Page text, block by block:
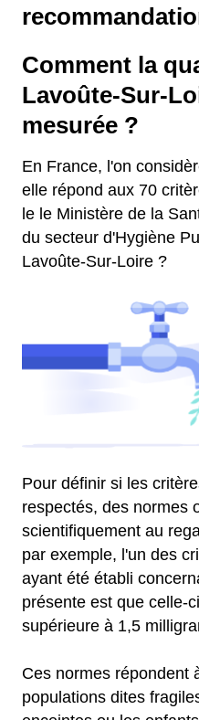
Comment la
Lavoûte-Sur-
mesurée ?
En France, l'on
elle répond aux 70
le le Ministère de la
du secteur d'Hygiène
Lavoûte-Sur-Loire ?
Pour définir si les
respectés, des normes
scientifiquement au
par exemple, l'un des
ayant été établi
présente est que celle-
supérieure à 1,5
Ces normes répondent
populations dites